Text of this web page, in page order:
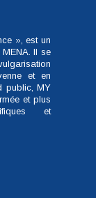
», est un
Il se
et en
public, MY
et plus
et